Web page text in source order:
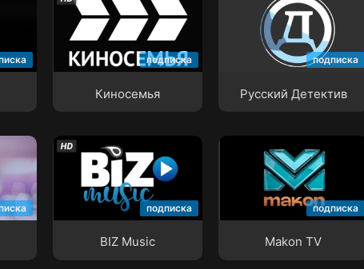
подписка
Киносемья
Киносемья
подписка
Русский Детектив
Русский Детектив
подписка
BIZ Music
BIZ Music
подписка
Makon TV
Makon TV